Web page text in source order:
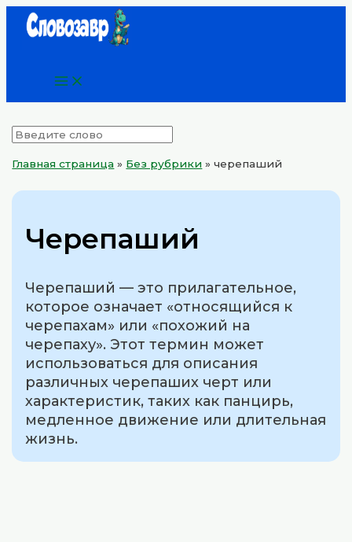
ПерейтиMain
Главная страница » Без рубрики »черепаший
Черепаший
Черепаший — это прилагательное,
которое означает «относящийся к
черепахам» или «похожий на
черепаху». Этот термин может
использоваться для описания
различных черепаших черт или
характеристик, таких как панцирь,
медленное движение или длительная
жизнь.